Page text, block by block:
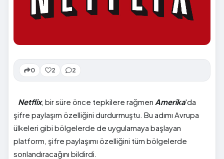
0 2 2
Netflix, bir süre önce tepkilere rağmen Amerika'da
şifre paylaşım özelliğini durdurmuştu. Bu adımı Avrupa
ülkeleri gibi bölgelerde de uygulamaya başlayan
platform, şifre paylaşımı özelliğini tüm bölgelerde
sonlandıracağını bildirdi.